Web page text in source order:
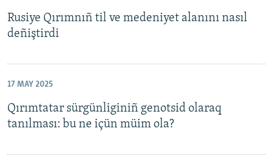
Rusiye Qırımnıñ til ve medeniyet alanını nasıl
deñiştirdi
17 MAY 2025
Qırımtatar sürgünliginiñ genotsid olaraq
tanılması: bu ne içün müim ola?